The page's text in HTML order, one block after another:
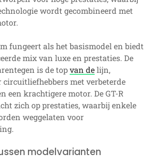
wordt gecombineerd met
fungeert als het basismodel en biedt
mix van luxe en prestaties. De
is de topvan delijn,
met verbeterde
een krachtigere motor. De GT-R
zich op prestaties, waarbij enkele
weggelaten voor
modelvarianten